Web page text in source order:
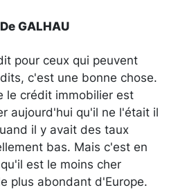
GALHAU
pour ceux qui peuvent
c'est une bonne chose.
le crédit immobilier est
aujourd'hui qu'il ne l'était il
il y avait des taux
bas. Mais c'est en
est le moins cher
plus abondant d'Europe.